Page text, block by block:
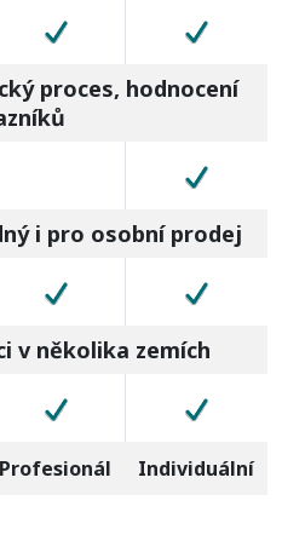
proces, hodnocení
i pro osobní prodej
v několika zemích
Profesionál Individuální